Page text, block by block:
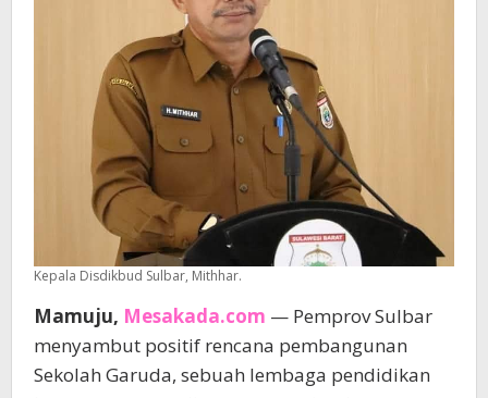
Kepala Disdikbud Sulbar, Mithhar.
Mamuju, Mesakada.com — Pemprov Sulbar
menyambut positif rencana pembangunan
Sekolah Garuda, sebuah lembaga pendidikan